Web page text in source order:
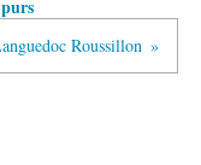
purs
Roussillon